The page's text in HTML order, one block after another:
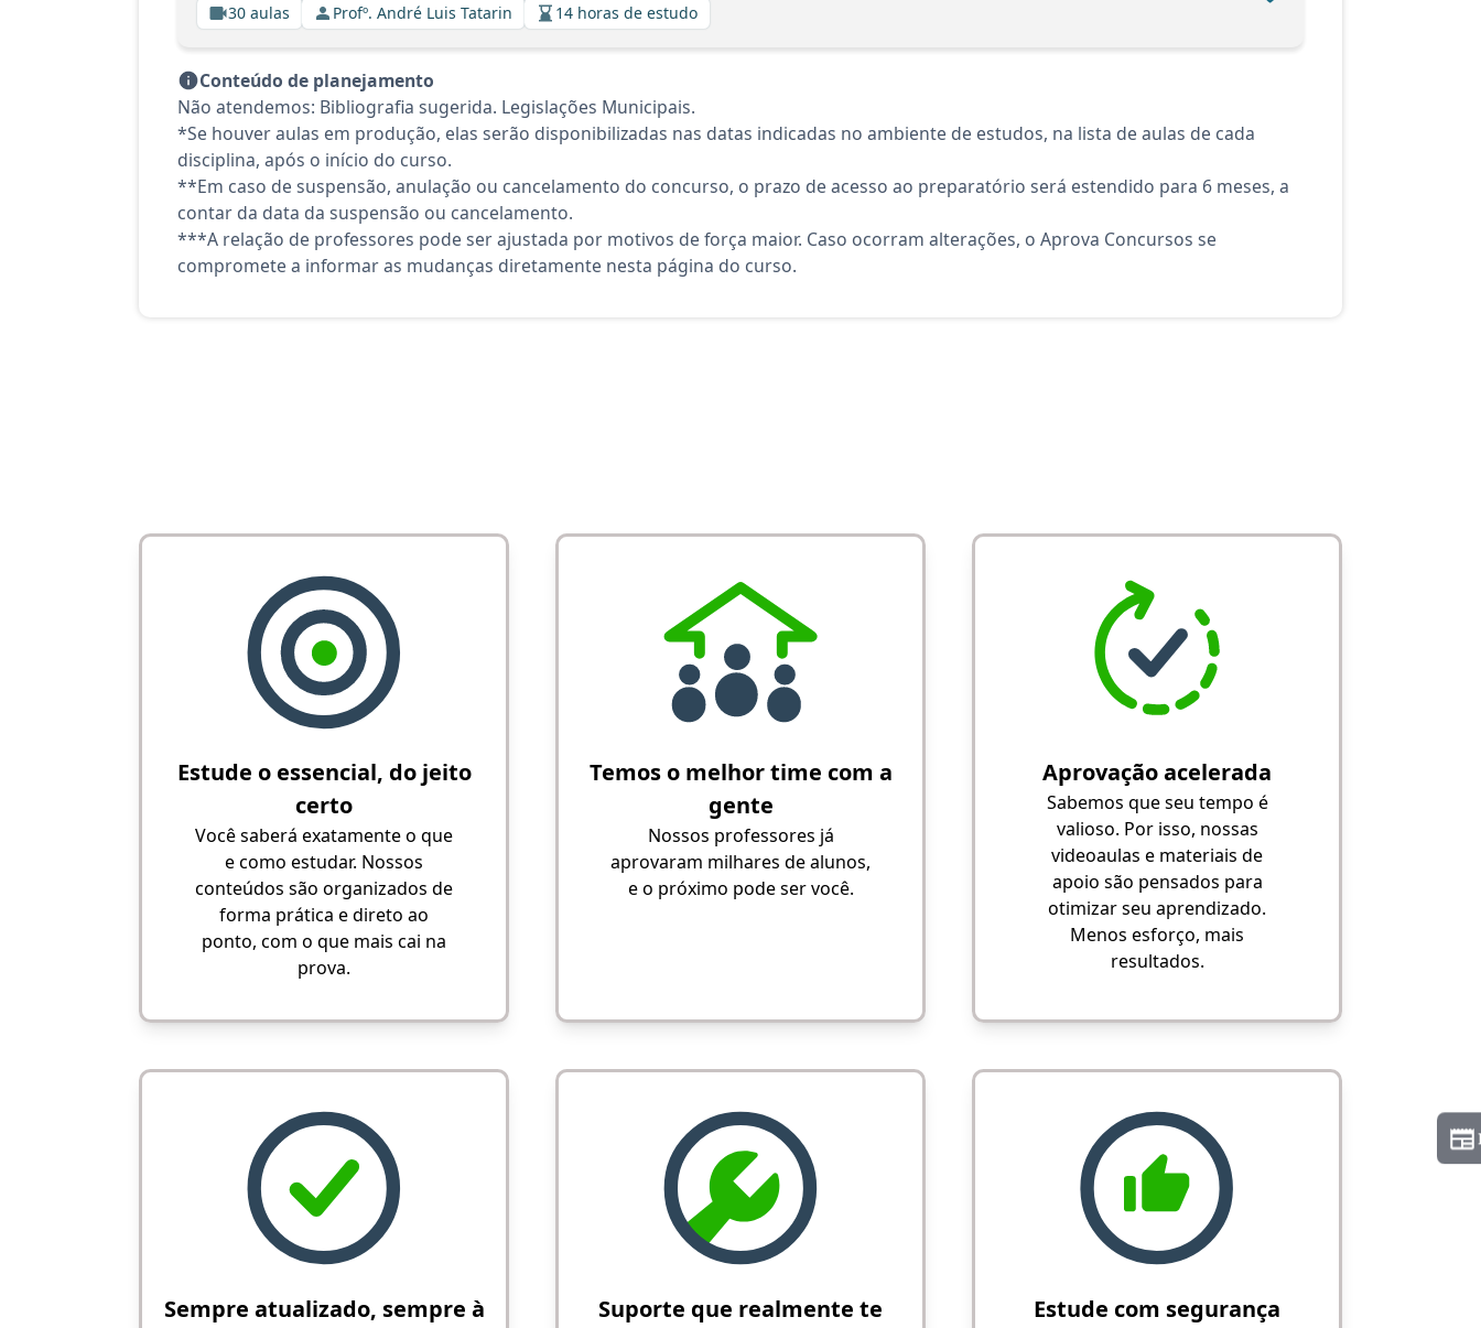
30 aulas Profº. André Luis Tatarin 14 horas de estudo
Conteúdo de planejamento
Não atendemos: Bibliografia sugerida. Legislações Municipais.
*Se houver aulas em produção, elas serão disponibilizadas nas datas indicadas no ambiente de estudos, na lista de aulas de cada
disciplina, após o início do curso.
**Em caso de suspensão, anulação ou cancelamento do concurso, o prazo de acesso ao preparatório será estendido para 6 meses, a
contar da data da suspensão ou cancelamento.
***A relação de professores pode ser ajustada por motivos de força maior. Caso ocorram alterações, o Aprova Concursos se
compromete a informar as mudanças diretamente nesta página do curso.
Estude o essencial, do jeito
certo
Você saberá exatamente o que
e como estudar. Nossos
conteúdos são organizados de
forma prática e direto ao
ponto, com o que mais cai na
prova.
Temos o melhor time com a
gente
Nossos professores já
aprovaram milhares de alunos,
e o próximo pode ser você.
Aprovação acelerada
Sabemos que seu tempo é
valioso. Por isso, nossas
videoaulas e materiais de
apoio são pensados para
otimizar seu aprendizado.
Menos esforço, mais
resultados.
Sempre atualizado, sempre à
Suporte que realmente te
Estude com segurança